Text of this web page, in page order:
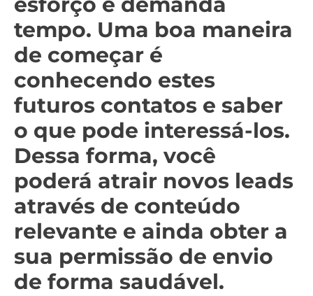
tempo. Uma boa maneira
de começar é
conhecendo estes
futuros contatos e saber
o que pode interessá-los.
Dessa forma, você
poderá atrair novos leads
através de conteúdo
relevante e ainda obter a
sua permissão de envio
de forma saudável.